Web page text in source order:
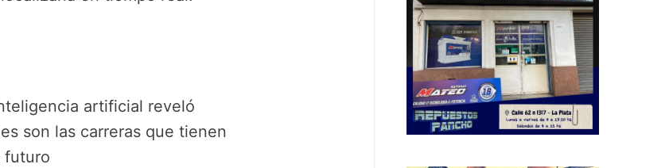
artificial reveló
son las carreras que tienen
futuro